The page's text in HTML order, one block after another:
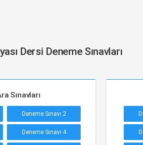
Dersi Deneme Sınavları
Sınavları
Deneme Sınavı 2
Deneme Sınavı 4